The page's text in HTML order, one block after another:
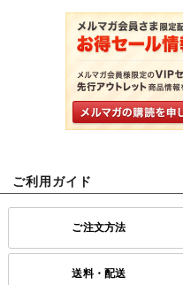
ご利用ガイド
ご注文方法
送料・配送